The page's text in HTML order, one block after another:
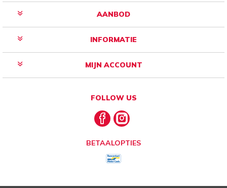
AANBOD
INFORMATIE
MIJN ACCOUNT
FOLLOW US
BETAALOPTIES